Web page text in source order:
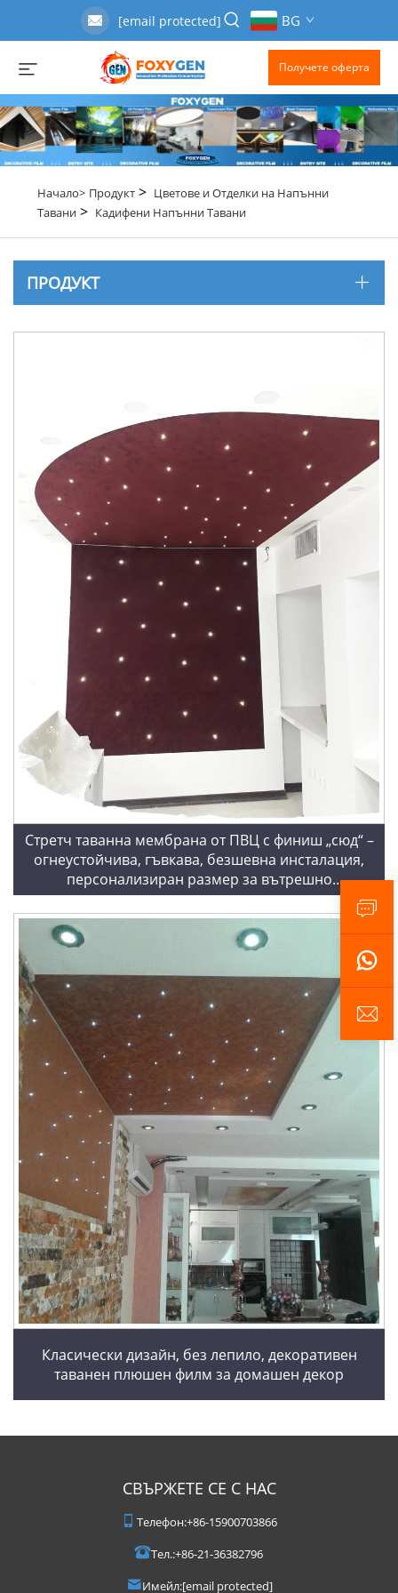
[email protected] BG
Получете оферта
Начало> Продукт> Цветове и Отделки на Напънни
Тавани> Кадифени Напънни Тавани
ПРОДУКТ
Стретч таванна мембрана от ПВЦ с финиш „сюд“ –
огнеустойчива, гъвкава, безшевна инсталация,
персонализиран размер за вътрешно
оформление
Класически дизайн, без лепило, декоративен
таванен плюшен филм за домашен декор
СВЪРЖЕТЕ СЕ С НАС
Телефон:+86-15900703866
Тел.:+86-21-36382796
Имейл:[email protected]